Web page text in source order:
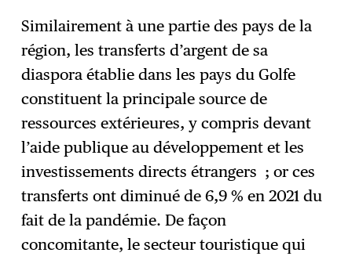
Similairement à une partie des pays de la
région, les transferts d’argent de sa
diaspora établie dans les pays du Golfe
constituent la principale source de
ressources extérieures, y compris devant
l’aide publique au développement et les
investissements directs étrangers ; or ces
transferts ont diminué de 6,9 % en 2021 du
fait de la pandémie. De façon
concomitante, le secteur touristique qui